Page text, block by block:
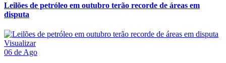
Leilões de petróleo em outubro terão recorde de áreas em
disputa
Visualizar
06 de Ago